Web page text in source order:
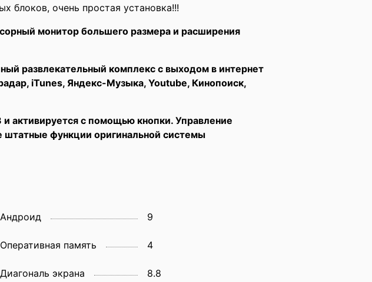
блоков, очень простая установка!!!
монитор большего размера и расширения
развлекательный комплекс с выходом в интернет
iTunes, Яндекс-Музыка, Youtube, Кинопоиск,
активируется с помощью кнопки. Управление
функции оригинальной системы
Андроид 9
Оперативная память 4
Диагональ экрана 8.8